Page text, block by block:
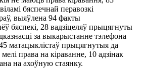
бяспечнай перавозкі
выяўлена 94 факты
бяспекі, 28 вадзіцеляў прыцягнуты
за выкарыстанне тэлефона
матацыклістаў прыцягнутыя да
права на кіраванне, 10 адзінак
на ахоўную стаянку.